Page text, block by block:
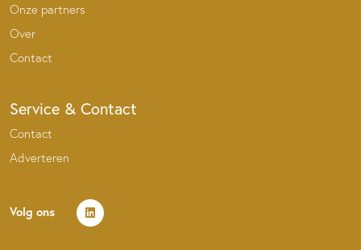
Onze partners
Over
Contact
Service & Contact
Contact
Adverteren
Volg ons